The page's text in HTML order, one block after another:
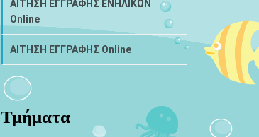
ΑΙΤΗΣΗ ΕΓΓΡΑΦΗΣ ΕΝΗΛΙΚΩΝ
Online
ΑΙΤΗΣΗ ΕΓΓΡΑΦΗΣ Online
Τμήματα